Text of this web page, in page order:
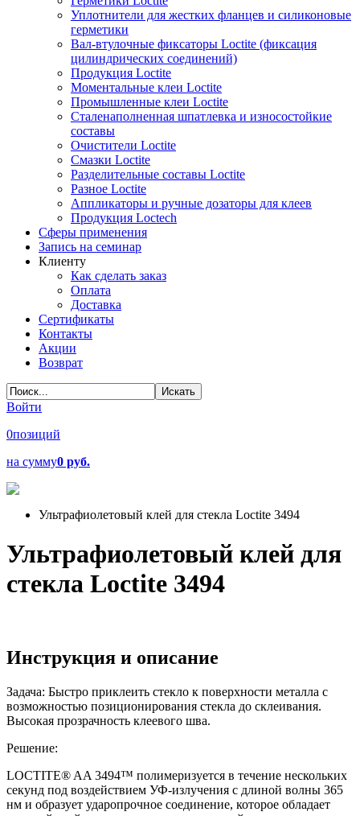
Уплотнители для жестких фланцев и силиконовые
герметики
Вал-втулочные фиксаторы Loctite (фиксация
цилиндрических соединений)
Продукция Loctite
Моментальные клеи Loctite
Промышленные клеи Loctite
Сталенаполненная шпатлевка и износостойкие
составы
Очистители Loctite
Смазки Loctite
Разделительные составы Loctite
Разное Loctite
Аппликаторы и ручные дозаторы для клеев
Продукция Loctech
Сферы применения
Запись на семинар
Клиенту
Как сделать заказ
Оплата
Доставка
Сертификаты
Контакты
Акции
Возврат
Войти
0позиций
на сумму0 руб.
Ультрафиолетовый клей для стекла Loctite 3494
Ультрафиолетовый клей для
стекла Loctite 3494
Инструкция и описание
Задача: Быстро приклеить стекло к поверхности металла с
возможностью позиционирования стекла до склеивания.
Высокая прозрачность клеевого шва.
Решение:
LOCTITE® AA 3494™ полимеризуется в течение нескольких
секунд под воздействием УФ-излучения с длиной волны 365
нм и образует ударопрочное соединение, которое обладает